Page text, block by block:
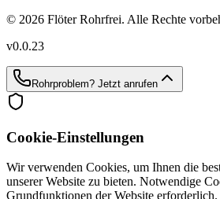
© 2026 Flöter Rohrfrei. Alle Rechte
v0.0.23
Rohrproblem? Jetzt anrufen
Cookie-Einstellungen
Wir verwenden Cookies, um Ihnen die
unserer Website zu bieten. Notwendige
Grundfunktionen der Website